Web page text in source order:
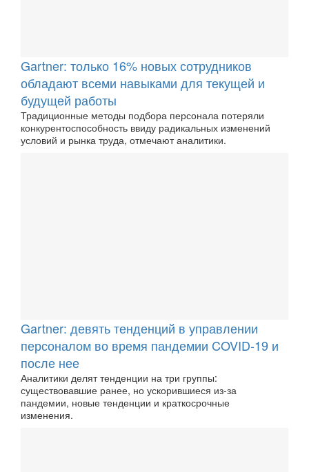
Gartner: только 16% новых сотрудников
обладают всеми навыками для текущей и
будущей работы
Традиционные методы подбора персонала потеряли
конкурентоспособность ввиду радикальных изменений
условий и рынка труда, отмечают аналитики.
Gartner: девять тенденций в управлении
персоналом во время пандемии COVID-19 и
после нее
Аналитики делят тенденции на три группы:
существовавшие ранее, но ускорившиеся из-за
пандемии, новые тенденции и краткосрочные
изменения.